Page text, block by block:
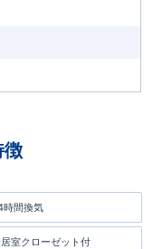
徴
時間換気
室クローゼット付